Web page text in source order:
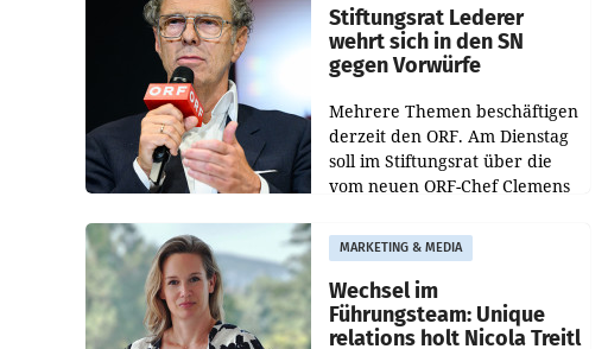
und der Bundeskartellanwalt
Stiftungsrat Lederer
wehrt sich in den SN
gegen Vorwürfe
Mehrere Themen beschäftigen
derzeit den ORF. Am Dienstag
soll im Stiftungsrat über die
vom neuen ORF-Chef Clemens
Besetzungen für die
Direktionen abgestimmt
werden.
MARKETING & MEDIA
Wechsel im
Führungsteam: Unique
relations holt Nicola Treitl